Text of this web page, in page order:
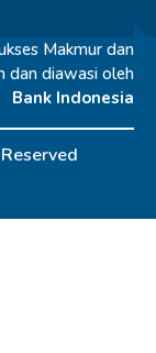
Makmur dan
dan diawasi oleh
Bank Indonesia